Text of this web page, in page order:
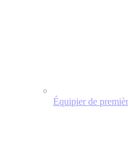
Équipier de